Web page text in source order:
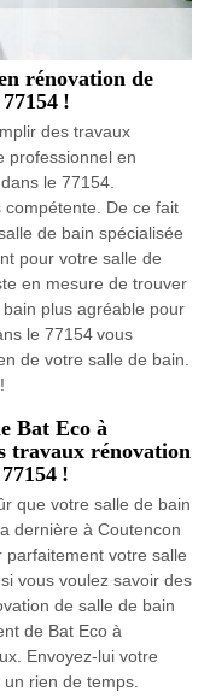
rénovation de
!
des travaux
professionnel en
le 77154.
De ce fait
de bain spécialisée
pour votre salle de
en mesure de trouver
plus agréable pour
le 77154 vous
de votre salle de bain.
Bat Eco à
travaux rénovation
!
que votre salle de bain
dernière à Coutencon
votre salle
vous voulez savoir des
de salle de bain
de Bat Eco à
Envoyez-lui votre
rien de temps.